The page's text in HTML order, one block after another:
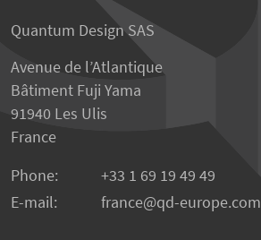
Quantum Design SAS
Avenue de l’Atlantique
Bâtiment Fuji Yama
91940 Les Ulis
France
Phone:
+33 1 69 19 49 49
E-mail:
france qd-europe.com